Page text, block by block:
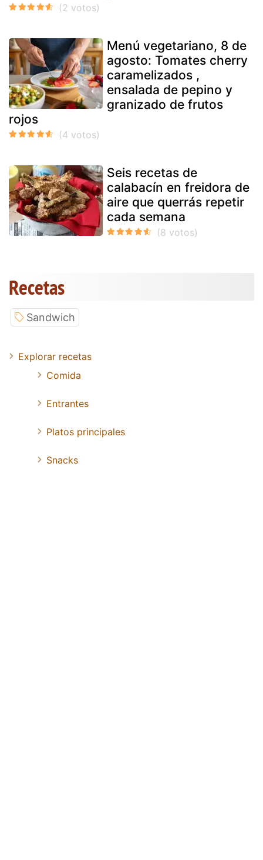
Menú vegetariano, 8 de
agosto: Tomates cherry
caramelizados ,
ensalada de pepino y
granizado de frutos
rojos
Seis recetas de
calabacín en freidora de
aire que querrás repetir
cada semana
Recetas
Sandwich
Explorar recetas
Comida
Entrantes
Platos principales
Snacks